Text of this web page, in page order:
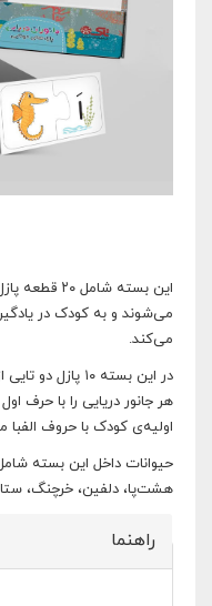
این بسته
می‌شوند و به کودک در
می‌کند.
در این بسته ۱۰
هر جانور دریایی را با حرف
اولیه‌ی کودک با حروف
حیوانات داخل این بسته
هشت‌پا، دلفین، خرچنگ،
پنهان کن
راهنما